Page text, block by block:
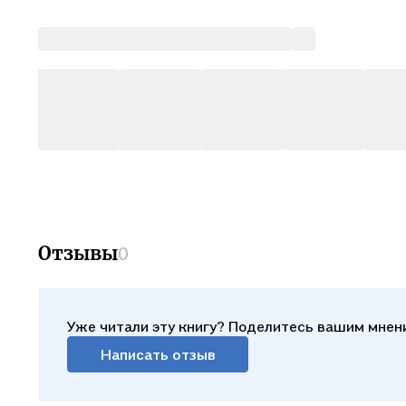
Отзывы0
Уже читали эту книгу? Поделитесь вашим
Написать отзыв